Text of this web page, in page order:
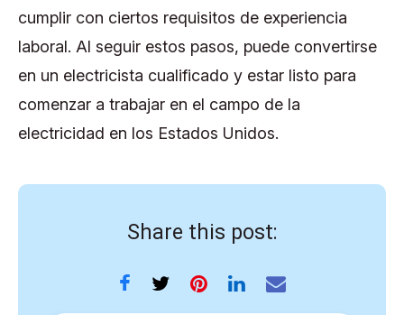
cumplir con ciertos requisitos de experiencia
laboral. Al seguir estos pasos, puede convertirse
en un electricista cualificado y estar listo para
comenzar a trabajar en el campo de la
electricidad en los Estados Unidos.
Share this post: